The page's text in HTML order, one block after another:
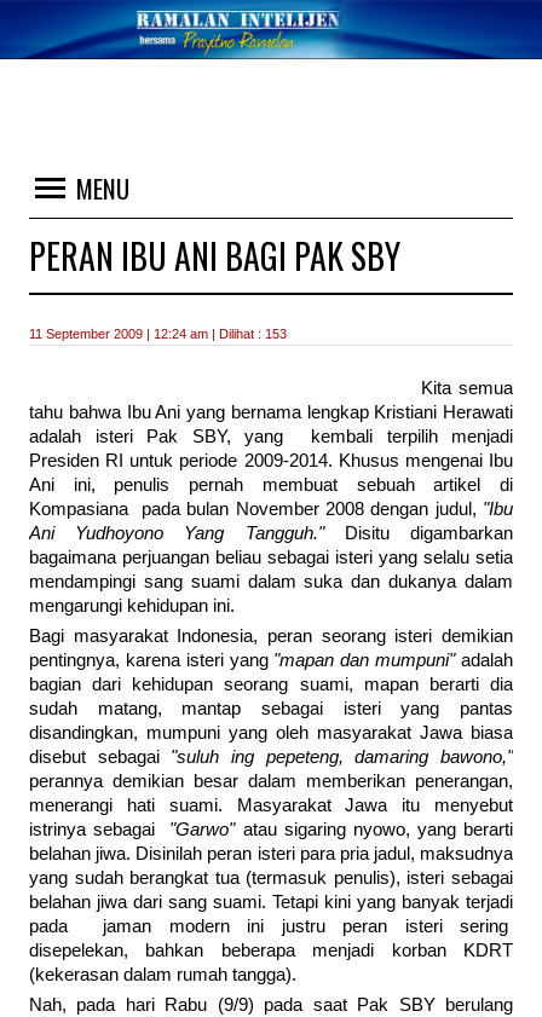
MENU
PERAN IBU ANI BAGI PAK SBY
11 September 2009 | 12:24 am | Dilihat : 153
Kita semua
tahu bahwa Ibu Ani yang bernama lengkap Kristiani Herawati
adalah isteri Pak SBY, yang kembali terpilih menjadi
Presiden RI untuk periode 2009-2014. Khusus mengenai Ibu
Ani ini, penulis pernah membuat sebuah artikel di
Kompasiana pada bulan November 2008 dengan judul, "Ibu
Ani Yudhoyono Yang Tangguh."Disitu digambarkan
bagaimana perjuangan beliau sebagai isteri yang selalu setia
mendampingi sang suami dalam suka dan dukanya dalam
mengarungi kehidupan ini.
Bagi masyarakat Indonesia, peran seorang isteri demikian
pentingnya, karena isteri yang "mapan dan mumpuni"adalah
bagian dari kehidupan seorang suami, mapan berarti dia
sudah matang, mantap sebagai isteri yang pantas
disandingkan, mumpuni yang oleh masyarakat Jawa biasa
disebut sebagai "suluh ing pepeteng, damaring bawono,"
perannya demikian besar dalam memberikan penerangan,
menerangi hati suami. Masyarakat Jawa itu menyebut
istrinya sebagai "Garwo"atau sigaring nyowo, yang berarti
belahan jiwa. Disinilah peran isteri para pria jadul, maksudnya
yang sudah berangkat tua (termasuk penulis), isteri sebagai
belahan jiwa dari sang suami. Tetapi kini yang banyak terjadi
pada jaman modern ini justru peran isteri sering
disepelekan, bahkan beberapa menjadi korban KDRT
(kekerasan dalam rumah tangga).
Nah, pada hari Rabu (9/9) pada saat Pak SBY berulang